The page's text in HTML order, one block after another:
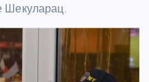
Шекуларац.